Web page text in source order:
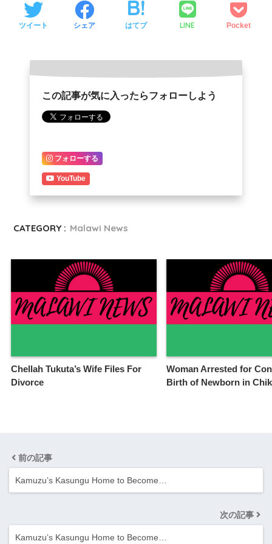
ツイート シェア はてブ LINE Pocket
この記事が気に入ったらフォローしよう
フォローする
YouTube
CATEGORY : Malawi News
Chellah Tukuta’s Wife Files For
Divorce
Woman Arrested for
Birth of Newborn in
前の記事
Kamuzu’s Kasungu Home to Become…
次の記事
Kamuzu’s Kasungu Home to Become…